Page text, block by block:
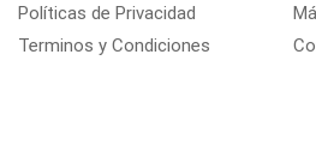
Políticas de Privacidad
Terminos y Condiciones